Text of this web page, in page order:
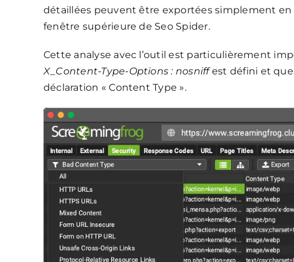
détaillées peuvent être exportées simplement
fenêtre supérieure de Seo Spider.
Cette analyse avec l’outil est particulièrement
X_Content-Type-Options : nosniffest défini et que
déclaration « Content Type ».